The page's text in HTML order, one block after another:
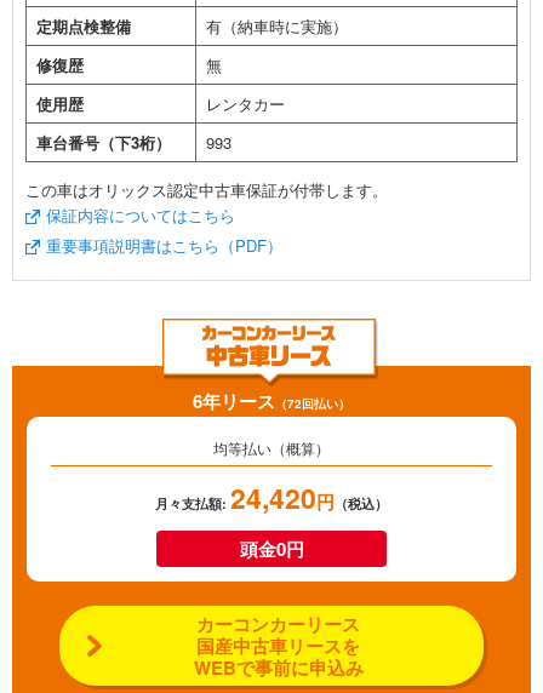
定期点検整備
有（納車時に実施）
修復歴
無
使用歴
レンタカー
車台番号（下3桁）
993
この車はオリックス認定中古車保証が付帯します。
保証内容についてはこちら
重要事項説明書はこちら（PDF）
6年リース （72回払い）
均等払い（概算）
月々支払額: 24,420円 （税込）
頭金0円
カーコンカーリース
国産中古車リースを
WEBで事前に申込み